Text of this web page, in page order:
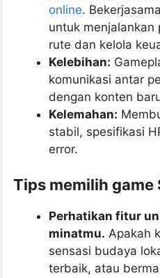
online.
untuk menjalankan
rute dan kelola
Kelebihan:
komunikasi antar
dengan konten
Kelemahan:
stabil, spesifikasi
error.
Tips memilih game
Perhatikan fitur
minatmu. Apakah
sensasi budaya
terbaik, atau